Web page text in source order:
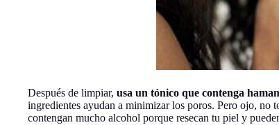
Después de limpiar, usa un tónico que contenga
ingredientes ayudan a minimizar los poros. Pero ojo, no
contengan mucho alcohol porque resecan tu piel y